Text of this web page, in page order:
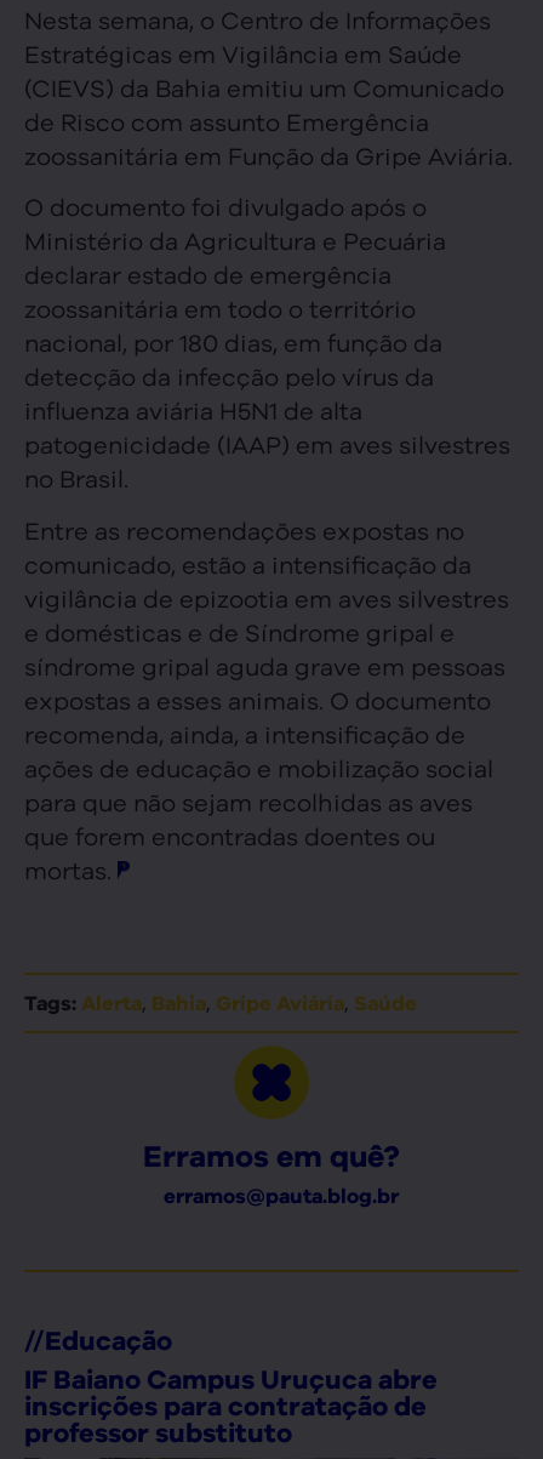
Nesta semana, o Centro de Informações
Estratégicas em Vigilância em Saúde
(CIEVS) da Bahia emitiu um Comunicado
de Risco com assunto Emergência
zoossanitária em Função da Gripe Aviária.
O documento foi divulgado após o
Ministério da Agricultura e Pecuária
declarar estado de emergência
zoossanitária em todo o território
nacional, por 180 dias, em função da
detecção da infecção pelo vírus da
influenza aviária H5N1 de alta
patogenicidade (IAAP) em aves silvestres
no Brasil.
Entre as recomendações expostas no
comunicado, estão a intensificação da
vigilância de epizootia em aves silvestres
e domésticas e de Síndrome gripal e
síndrome gripal aguda grave em pessoas
expostas a esses animais. O documento
recomenda, ainda, a intensificação de
ações de educação e mobilização social
para que não sejam recolhidas as aves
que forem encontradas doentes ou
mortas.
Tags: Alerta, Bahia, Gripe Aviária, Saúde
Erramos em quê?
erramos@pauta.blog.br
//Educação
IF Baiano Campus Uruçuca abre
inscrições para contratação de
professor substituto